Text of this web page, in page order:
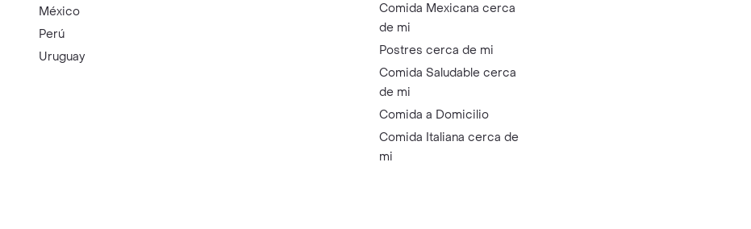
México
Perú
Uruguay
Comida Mexicana cerca
de mi
Postres cerca de mi
Comida Saludable cerca
de mi
Comida a Domicilio
Comida Italiana cerca de
mi